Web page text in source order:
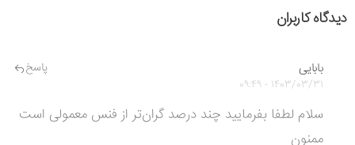
دیدگاه کاربران
پاسخ بابایی
1403/03/31 - 09:49
سلام لطفا بفرمایید چند درصد گران‌تر از فنس معمولی است
ممنون